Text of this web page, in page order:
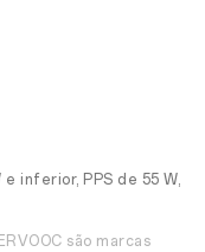
e inferior, PPS de 55 W,
são marcas